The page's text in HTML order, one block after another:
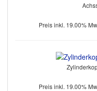
Preis inkl. 19.00%
Preis inkl. 19.00%